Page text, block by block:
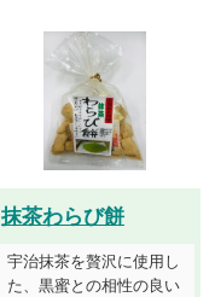
抹茶わらび餅
宇治抹茶を贅沢に使用し
た、黒蜜との相性の良い